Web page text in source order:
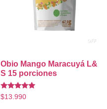
Obio Mango Maracuyá L&
S 15 porciones
Valorado
con
$13.990